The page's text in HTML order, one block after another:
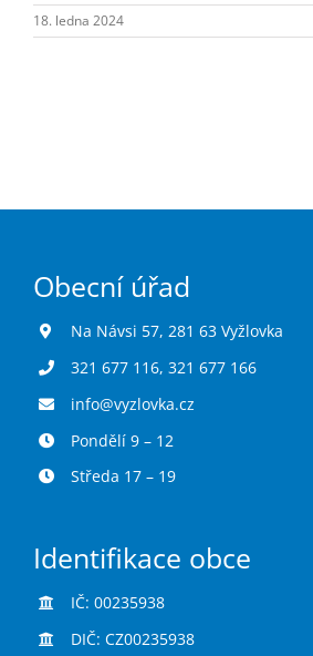
Turistika
18. ledna 2024
Obecní úřad
Na Návsi 57, 281 63 Vyžlovka
321 677 116, 321 677 166
info@vyzlovka.cz
Pondělí 9 – 12
Středa 17 – 19
Identifikace obce
IČ: 00235938
DIČ: CZ00235938